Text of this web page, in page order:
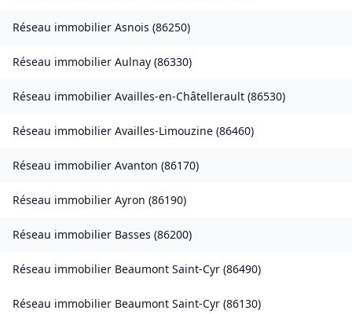
Réseau immobilier Asnois (86250)
Réseau immobilier Aulnay (86330)
Réseau immobilier Availles-en-Châtellerault (86530)
Réseau immobilier Availles-Limouzine (86460)
Réseau immobilier Avanton (86170)
Réseau immobilier Ayron (86190)
Réseau immobilier Basses (86200)
Réseau immobilier Beaumont Saint-Cyr (86490)
Réseau immobilier Beaumont Saint-Cyr (86130)